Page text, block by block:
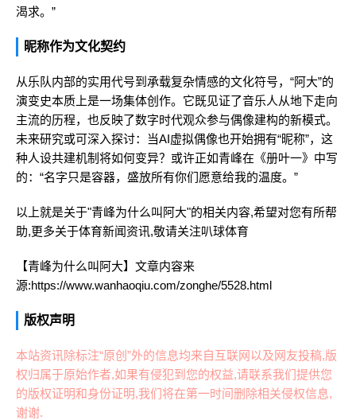
渴求。”
昵称作为文化契约
从乐队内部的实用代号到承载复杂情感的文化符号，“阿大”的
演变史本质上是一场集体创作。它既见证了音乐人从地下走向
主流的历程，也反映了数字时代观众参与偶像建构的新模式。
未来研究或可深入探讨：当AI虚拟偶像也开始拥有“昵称”，这
种人设共建机制将如何变异？或许正如青峰在《册叶一》中写
的：“名字只是容器，盛放所有你们愿意给我的温度。”
以上就是关于"青峰为什么叫阿大"的相关内容,希望对您有所帮
助,更多关于体育新闻资讯,敬请关注叭球体育
【青峰为什么叫阿大】文章内容来
源:https://www.wanhaoqiu.com/zonghe/5528.html
版权声明
本站资讯除标注“原创”外的信息均来自互联网以及网友投稿,版
权归属于原始作者,如果有侵犯到您的权益,请联系我们提供您
的版权证明和身份证明,我们将在第一时间删除相关侵权信息,
谢谢.